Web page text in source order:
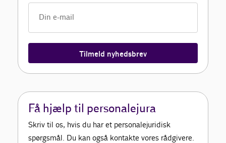
Tilmeld nyhedsbrev
Få hjælp til personalejura
Skriv til os, hvis du har et personalejuridisk
spørgsmål. Du kan også kontakte vores rådgivere.